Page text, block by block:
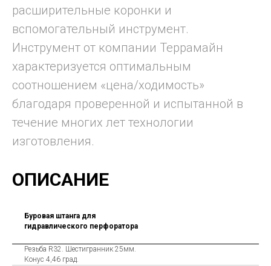
расширительные коронки и
вспомогательный инструмент.
Инструмент от компании Террамайн
характеризуется оптимальным
соотношением «цена/ходимость»
благодаря проверенной и испытанной в
течение многих лет технологии
изготовления.
ОПИСАНИЕ
Буровая штанга для
гидравлического перфоратора
Резьба R32. Шестигранник 25мм.
Конус 4,46 град.